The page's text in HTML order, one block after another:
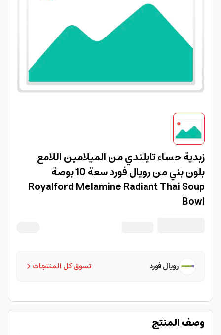
زبدية حساء تايلندي من الميلامين اللامع
بلون بني من رويال فورد سعة 10 بوصة
Royalford Melamine Radiant Thai Soup
Bowl
تسوق كل المنتجات رويال فورد
وصف المنتج